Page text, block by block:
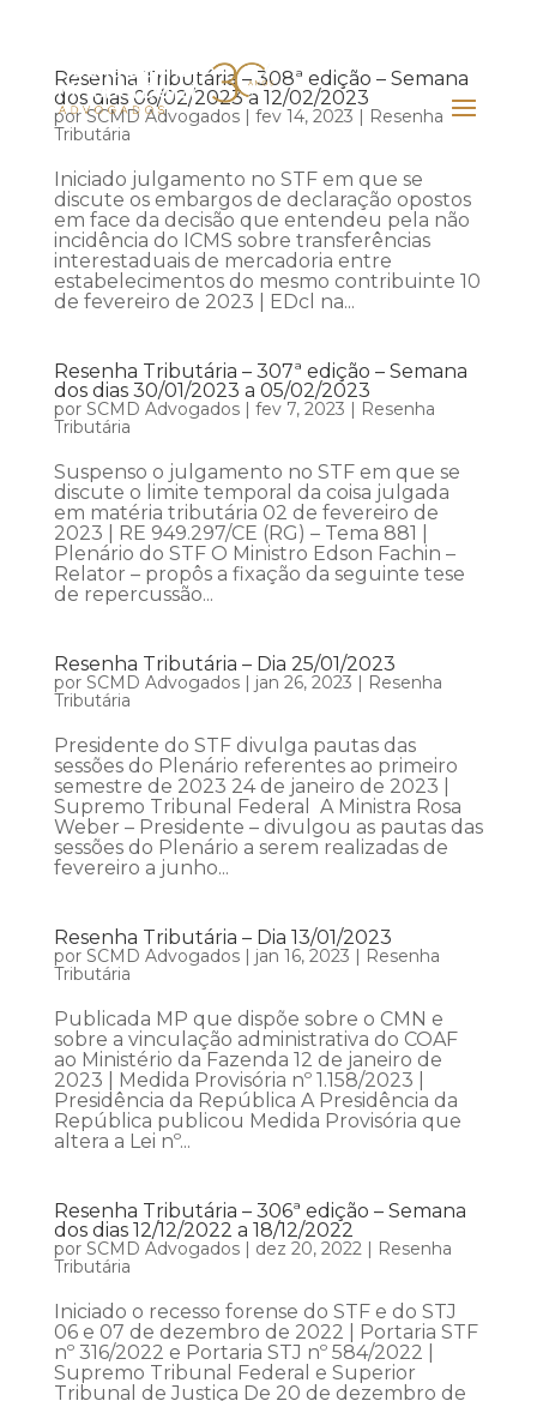
Resenha Tributária – 308ª edição – Semana
dos dias 06/02/2023 a 12/02/2023
porSCMD Advogados| fev 14, 2023 | Resenha
Tributária
Iniciado julgamento no STF em que se
discute os embargos de declaração opostos
em face da decisão que entendeu pela não
incidência do ICMS sobre transferências
interestaduais de mercadoria entre
estabelecimentos do mesmo contribuinte 10
de fevereiro de 2023 | EDcl na...
Resenha Tributária – 307ª edição – Semana
dos dias 30/01/2023 a 05/02/2023
por SCMD Advogados| fev 7, 2023 | Resenha
Tributária
Suspenso o julgamento no STF em que se
discute o limite temporal da coisa julgada
em matéria tributária 02 de fevereiro de
2023 | RE 949.297/CE (RG) – Tema 881 |
Plenário do STF O Ministro Edson Fachin –
Relator – propôs a fixação da seguinte tese
de repercussão...
Resenha Tributária – Dia 25/01/2023
por SCMD Advogados| jan 26, 2023 | Resenha
Tributária
Presidente do STF divulga pautas das
sessões do Plenário referentes ao primeiro
semestre de 2023 24 de janeiro de 2023 |
Supremo Tribunal Federal A Ministra Rosa
Weber – Presidente – divulgou as pautas das
sessões do Plenário a serem realizadas de
fevereiro a junho...
Resenha Tributária – Dia 13/01/2023
por SCMD Advogados| jan 16, 2023 | Resenha
Tributária
Publicada MP que dispõe sobre o CMN e
sobre a vinculação administrativa do COAF
ao Ministério da Fazenda 12 de janeiro de
2023 | Medida Provisória nº 1.158/2023 |
Presidência da República A Presidência da
República publicou Medida Provisória que
altera a Lei nº...
Resenha Tributária – 306ª edição – Semana
dos dias 12/12/2022 a 18/12/2022
por SCMD Advogados| dez 20, 2022| Resenha
Tributária
Iniciado o recesso forense do STF e do STJ
06 e 07 de dezembro de 2022 | Portaria STF
nº 316/2022 e Portaria STJ nº 584/2022 |
Supremo Tribunal Federal e Superior
Tribunal de Justiça De 20 de dezembro de